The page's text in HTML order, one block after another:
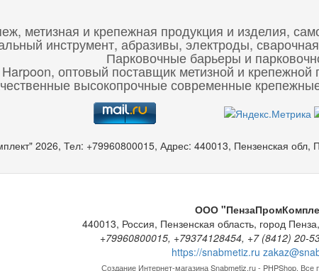
метизная и крепежная продукция и изделия,
инструмент, абразивы, электроды,
Парковочные барьеры и
оптовый поставщик метизной и
высокопрочные современные
2026, Тел: +79960800015, Адрес: 440013, Пензенская обл,
ООО
440013, Россия, Пензенская область, город Пенза,
+79960800015, +79374128454, +7 (8412) 20-
https://snabmetiz.ru
Создание Интернет-магазинаSnabmetiz.ru - PHPShop.